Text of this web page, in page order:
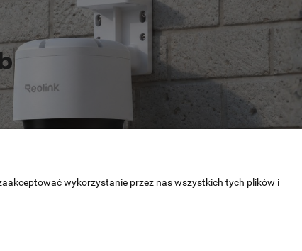
wykorzystanie przez nas wszystkich tych plików i